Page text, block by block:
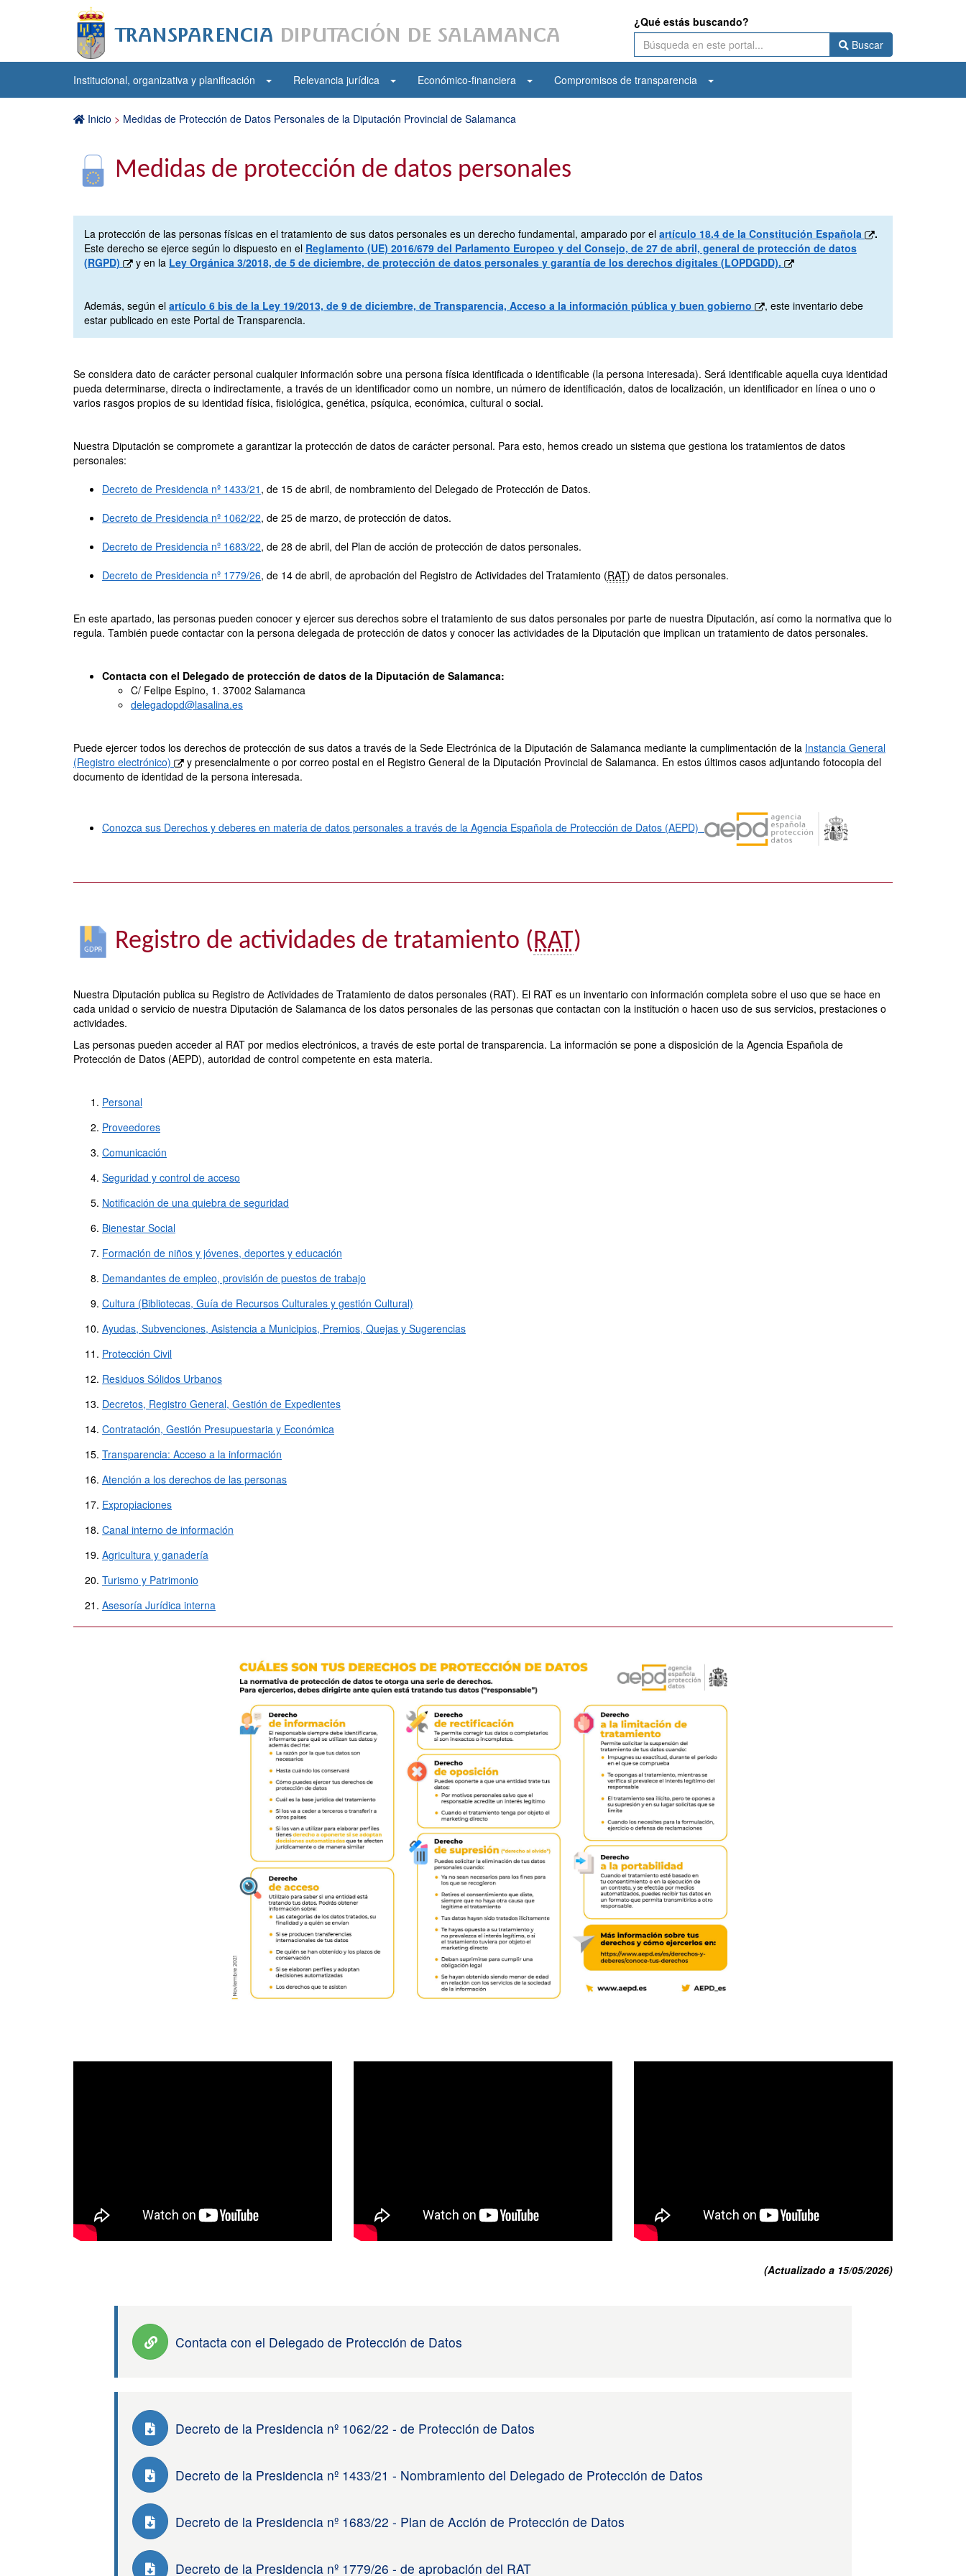
¿Qué estás buscando?
Buscar
Institucional, organizativa y planificación Relevancia jurídica Económico-financiera Compromisos de transparencia
Inicio > Medidas de Protección de Datos Personales de la Diputación Provincial de Salamanca
Medidas de protección de datos personales
La protección de las personas físicas en el tratamiento de sus datos personales es un derecho fundamental, amparado por el artículo 18.4 de la Constitución Española
.
Este derecho se ejerce según lo dispuesto en el Reglamento (UE) 2016/679 del Parlamento Europeo y del Consejo, de 27 de abril, general de protección de datos
(RGPD)
y en la Ley Orgánica 3/2018, de 5 de diciembre, de protección de datos personales y garantía de los derechos digitales (LOPDGDD).
Además, según el artículo 6 bis de la Ley 19/2013, de 9 de diciembre, de Transparencia, Acceso a la información pública y buen gobierno
, este inventario debe
estar publicado en este Portal de Transparencia.
Se considera dato de carácter personal cualquier información sobre una persona física identificada o identificable (la persona interesada). Será identificable aquella cuya identidad
pueda determinarse, directa o indirectamente, a través de un identificador como un nombre, un número de identificación, datos de localización, un identificador en línea o uno o
varios rasgos propios de su identidad física, fisiológica, genética, psíquica, económica, cultural o social.
Nuestra Diputación se compromete a garantizar la protección de datos de carácter personal. Para esto, hemos creado un sistema que gestiona los tratamientos de datos
personales:
Decreto de Presidencia nº 1433/21 , de 15 de abril, de nombramiento del Delegado de Protección de Datos.
Decreto de Presidencia nº 1062/22, de 25 de marzo, de protección de datos.
Decreto de Presidencia nº 1683/22, de 28 de abril, del Plan de acción de protección de datos personales.
Decreto de Presidencia nº 1779/26, de 14 de abril, de aprobación del Registro de Actividades del Tratamiento (RAT) de datos personales.
En este apartado, las personas pueden conocer y ejercer sus derechos sobre el tratamiento de sus datos personales por parte de nuestra Diputación, así como la normativa que lo
regula. También puede contactar con la persona delegada de protección de datos y conocer las actividades de la Diputación que implican un tratamiento de datos personales.
Contacta con el Delegado de protección de datos de la Diputación de Salamanca:
C/ Felipe Espino, 1. 37002 Salamanca
delegadopd@lasalina.es
Puede ejercer todos los derechos de protección de sus datos a través de la Sede Electrónica de la Diputación de Salamanca mediante la cumplimentación de la Instancia General
(Registro electrónico)
y presencialmente o por correo postal en el Registro General de la Diputación Provincial de Salamanca. En estos últimos casos adjuntando fotocopia del
documento de identidad de la persona interesada.
Conozca sus Derechos y deberes en materia de datos personales a través de la Agencia Española de Protección de Datos (AEPD)
Registro de actividades de tratamiento (RAT)
Nuestra Diputación publica su Registro de Actividades de Tratamiento de datos personales (RAT). El RAT es un inventario con información completa sobre el uso que se hace en
cada unidad o servicio de nuestra Diputación de Salamanca de los datos personales de las personas que contactan con la institución o hacen uso de sus servicios, prestaciones o
actividades.
Las personas pueden acceder al RAT por medios electrónicos, a través de este portal de transparencia. La información se pone a disposición de la Agencia Española de
Protección de Datos (AEPD), autoridad de control competente en esta materia.
Personal
Proveedores
Comunicación
Seguridad y control de acceso
Notificación de una quiebra de seguridad
Bienestar Social
Formación de niños y jóvenes, deportes y educación
Demandantes de empleo, provisión de puestos de trabajo
Cultura (Bibliotecas, Guía de Recursos Culturales y gestión Cultural)
Ayudas, Subvenciones, Asistencia a Municipios, Premios, Quejas y Sugerencias
Protección Civil
Residuos Sólidos Urbanos
Decretos, Registro General, Gestión de Expedientes
Contratación, Gestión Presupuestaria y Económica
Transparencia: Acceso a la información
Atención a los derechos de las personas
Expropiaciones
Canal interno de información
Agricultura y ganadería
Turismo y Patrimonio
Asesoría Jurídica interna
(Actualizado a 15/05/2026)
Contacta con el Delegado de Protección de Datos
Decreto de la Presidencia nº 1062/22 - de Protección de Datos
Decreto de la Presidencia nº 1433/21 - Nombramiento del Delegado de Protección de Datos
Decreto de la Presidencia nº 1683/22 - Plan de Acción de Protección de Datos
Decreto de la Presidencia nº 1779/26 - de aprobación del RAT